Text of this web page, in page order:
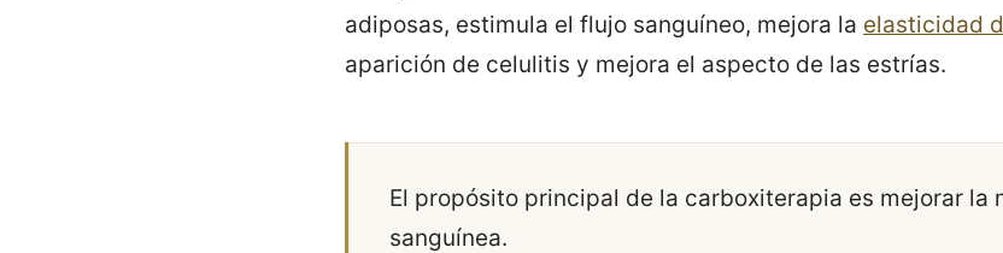
adiposas, estimula el flujo sanguíneo, mejora la elasticidad
aparición de celulitis y mejora el aspecto de las estrías.
El propósito principal de la carboxiterapia es mejorar la
sanguínea.